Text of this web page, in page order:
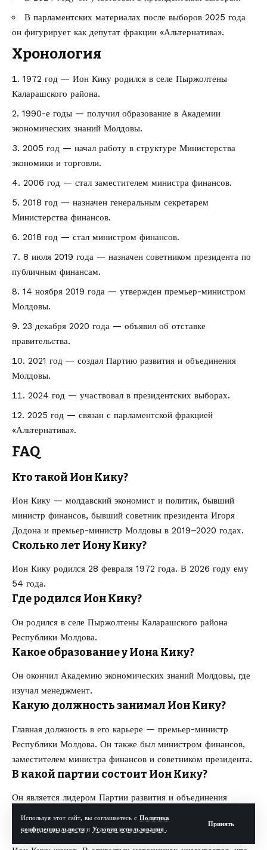
Используя этот сайт, вы соглашаетесь с Политика
конфиденциальности и Условия использования .
Принять
В парламентских материалах после выборов 2025 года
он фигурирует как депутат фракции «Альтернатива».
Хронология
1972 год — Ион Кику родился в селе Пыржолтены
Каларашского района.
1990-е годы — получил образование в Академии
экономических знаний Молдовы.
2005 год — начал работу в структуре Министерства
экономики и торговли.
2006 год — стал заместителем министра финансов.
2018 год — назначен генеральным секретарем
Министерства финансов.
2018 год — стал министром финансов.
8 июля 2019 года — назначен советником президента по
публичным финансам.
14 ноября 2019 года — утвержден премьер-министром
Молдовы.
23 декабря 2020 года — объявил об отставке
правительства.
2021 год — создал Партию развития и объединения
Молдовы.
2024 год — участвовал в президентских выборах.
2025 год — связан с парламентской фракцией
«Альтернатива».
FAQ
Кто такой Ион Кику?
Ион Кику — молдавский экономист и политик, бывший
министр финансов, бывший советник президента Игоря
Додона и премьер-министр Молдовы в 2019–2020 годах.
Сколько лет Иону Кику?
Ион Кику родился 28 февраля 1972 года. В 2026 году ему
54 года.
Где родился Ион Кику?
Он родился в селе Пыржолтены Каларашского района
Республики Молдова.
Какое образование у Иона Кику?
Он окончил Академию экономических знаний Молдовы, где
изучал менеджмент.
Какую должность занимал Ион Кику?
Главная должность в его карьере — премьер-министр
Республики Молдова. Он также был министром финансов,
заместителем министра финансов и советником президента.
В какой партии состоит Ион Кику?
Он является лидером Партии развития и объединения
Есть ли семья у Иона Кику?